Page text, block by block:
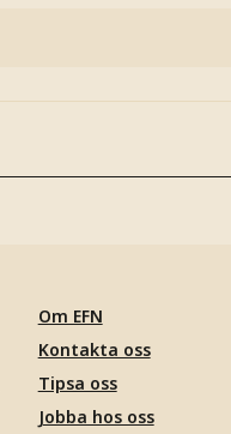
Om EFN
Kontakta oss
Tipsa oss
Jobba hos oss